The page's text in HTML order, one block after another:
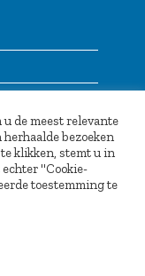
de meest relevante
bezoeken
klikken, stemt u in
"Cookie-
toestemming te